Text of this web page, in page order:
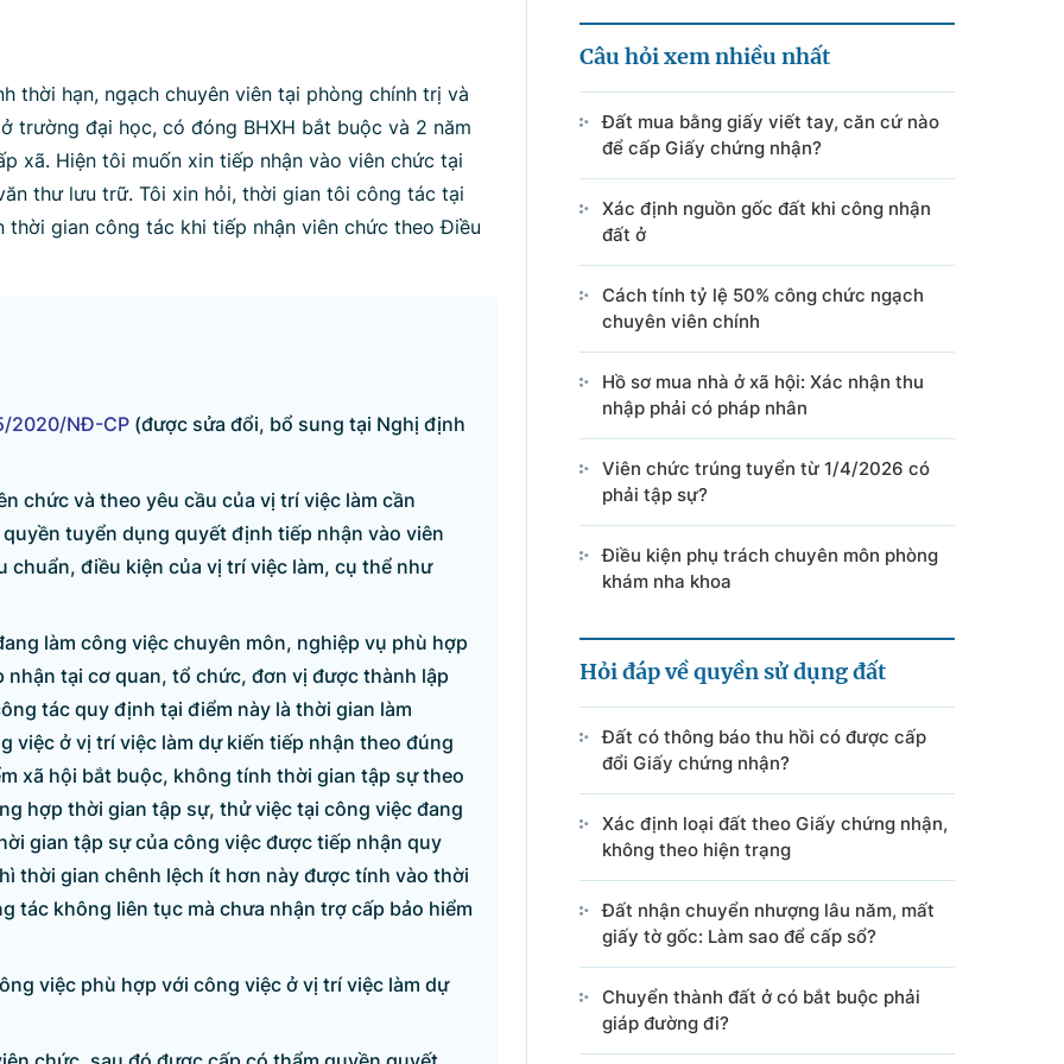
thời hạn, ngạch chuyên viên tại phòng chính trị và
trường đại học, có đóng BHXH bắt buộc và 2 năm
xã. Hiện tôi muốn xin tiếp nhận vào viên chức tại
thư lưu trữ. Tôi xin hỏi, thời gian tôi công tác tại
gian công tác khi tiếp nhận viên chức theo Điều
2020/NĐ-CP (được sửa đổi, bổ sung tại Nghị định
chức và theo yêu cầu của vị trí việc làm cần
tuyển dụng quyết định tiếp nhận vào viên
điều kiện của vị trí việc làm, cụ thể như
làm công việc chuyên môn, nghiệp vụ phù hợp
tại cơ quan, tổ chức, đơn vị được thành lập
tác quy định tại điểm này là thời gian làm
việc ở vị trí việc làm dự kiến tiếp nhận theo đúng
xã hội bắt buộc, không tính thời gian tập sự theo
hợp thời gian tập sự, thử việc tại công việc đang
gian tập sự của công việc được tiếp nhận quy
thời gian chênh lệch ít hơn này được tính vào thời
tác không liên tục mà chưa nhận trợ cấp bảo hiểm
việc phù hợp với công việc ở vị trí việc làm dự
Câu hỏi xem nhiều nhất
Đất mua bằng giấy viết tay, căn cứ nào
để cấp Giấy chứng nhận?
Xác định nguồn gốc đất khi công nhận
đất ở
Cách tính tỷ lệ 50% công chức ngạch
chuyên viên chính
Hồ sơ mua nhà ở xã hội: Xác nhận thu
nhập phải có pháp nhân
Viên chức trúng tuyển từ 1/4/2026 có
phải tập sự?
Điều kiện phụ trách chuyên môn phòng
khám nha khoa
Hỏi đáp về quyền sử dụng đất
Đất có thông báo thu hồi có được cấp
đổi Giấy chứng nhận?
Xác định loại đất theo Giấy chứng nhận,
không theo hiện trạng
Đất nhận chuyển nhượng lâu năm, mất
giấy tờ gốc: Làm sao để cấp sổ?
Chuyển thành đất ở có bắt buộc phải
giáp đường đi?